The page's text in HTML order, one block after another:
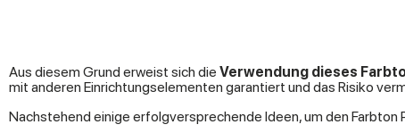
Aus diesem Grund erweist sich die Verwendung dieses
mit anderen Einrichtungselementen garantiert und das Risiko
Nachstehend einige erfolgversprechende Ideen, um den